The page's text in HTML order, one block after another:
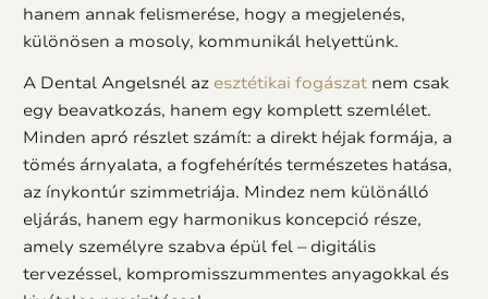
hanem annak felismerése, hogy a megjelenés,
különösen a mosoly, kommunikál helyettünk.
A Dental Angelsnél az esztétikai fogászat nem csak
egy beavatkozás, hanem egy komplett szemlélet.
Minden apró részlet számít: a direkt héjak formája, a
tömés árnyalata, a fogfehérítés természetes hatása,
az ínykontúr szimmetriája. Mindez nem különálló
eljárás, hanem egy harmonikus koncepció része,
amely személyre szabva épül fel – digitális
tervezéssel, kompromisszummentes anyagokkal és